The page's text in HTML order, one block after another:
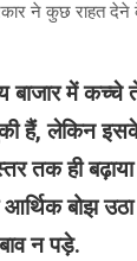
ने कुछ राहत देने
बाजार में
हैं, लेकिन
तक ही
बोझ
न पड़े.